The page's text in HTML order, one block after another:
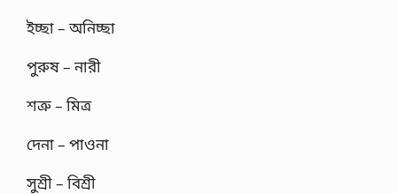
ইচ্ছা – অনিচ্ছা
পুরুষ – নারী
শত্রু – মিত্র
দেনা – পাওনা
সুশ্রী – বিশ্রী